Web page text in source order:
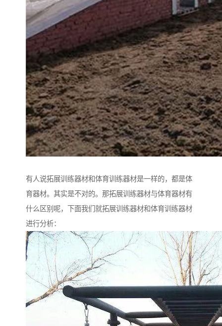
有人说拓展训练器材和体育训练器材是一样的，都是体
育器材。其实是不对的。那拓展训练器材与体育器材有
什么区别呢，下面我们就拓展训练器材和体育训练器材
进行分析：